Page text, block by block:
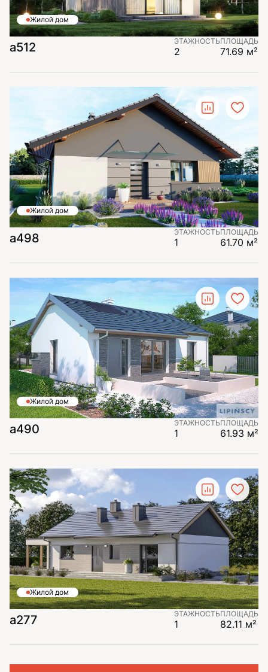
Жилой дом
а512 ЭТАЖНОСТЬ
2
ПЛОЩАДЬ
71.69 м²
Жилой дом
а498 ЭТАЖНОСТЬ
1
ПЛОЩАДЬ
61.70 м²
Жилой дом
а490 ЭТАЖНОСТЬ
1
ПЛОЩАДЬ
61.93 м²
Жилой дом
а277 ЭТАЖНОСТЬ
1
ПЛОЩАДЬ
82.11 м²